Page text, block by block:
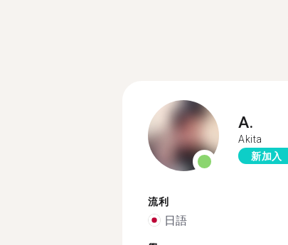
A.
Akita
新加入
流利
日語